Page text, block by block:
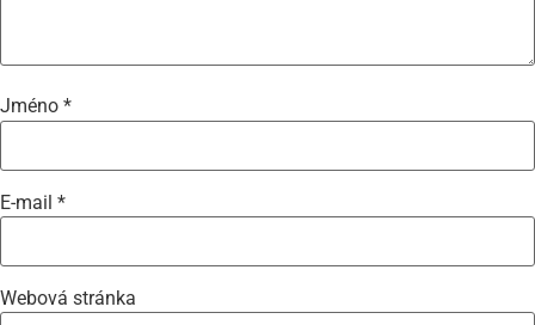
Jméno *
E-mail *
Webová stránka